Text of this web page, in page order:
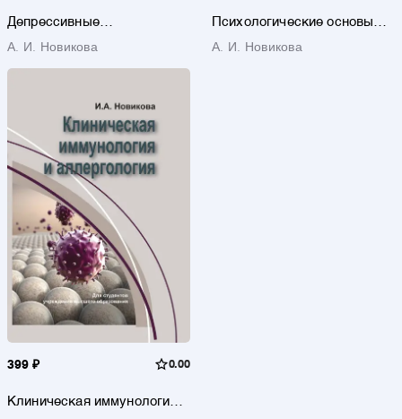
Депрессивные
врачебной практике
А. И. Новикова
Психологические основы
А. И. Новикова
399 ₽ 0.00
Клиническая иммунология и